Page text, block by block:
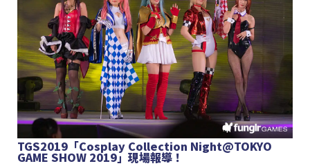
TGS2019「Cosplay Collection Night@TOKYO
GAME SHOW 2019」現場報導！